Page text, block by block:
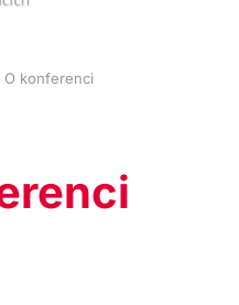
O konferenci